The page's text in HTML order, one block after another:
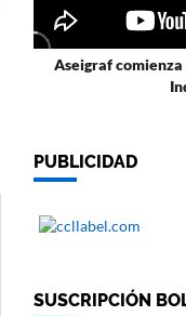
Aseigraf comienza
PUBLICIDAD
SUSCRIPCIÓN